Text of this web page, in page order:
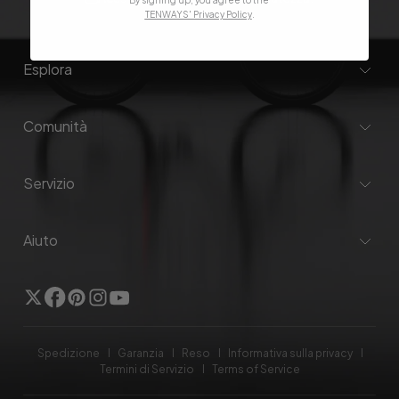
Esplora
Comunità
Servizio
Aiuto
TwitterFacebook
Pinterest
Instagram
YouTube
Spedizione Garanzia Reso
Informativa sulla privacy
Termini di Servizio
Terms of Service
TENWAYS' Privacy Policy.